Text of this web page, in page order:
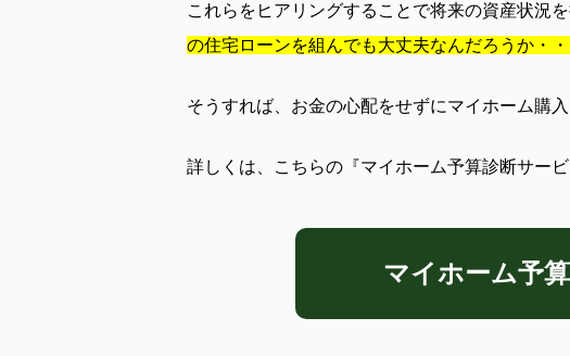
これらをヒアリングすることで将来の資産状況
の住宅ローンを組んでも大丈夫なんだろうか・・
そうすれば、お金の心配をせずにマイホーム購
詳しくは、こちらの『マイホーム予算診断サー
マイホーム予